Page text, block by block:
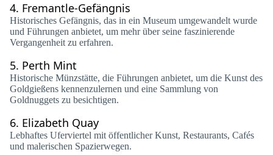
4. Fremantle-Gefängnis
Historisches Gefängnis, das in ein Museum umgewandelt wurde
und Führungen anbietet, um mehr über seine faszinierende
Vergangenheit zu erfahren.
5. Perth Mint
Historische Münzstätte, die Führungen anbietet, um die Kunst des
Goldgießens kennenzulernen und eine Sammlung von
Goldnuggets zu besichtigen.
6. Elizabeth Quay
Lebhaftes Uferviertel mit öffentlicher Kunst, Restaurants, Cafés
und malerischen Spazierwegen.